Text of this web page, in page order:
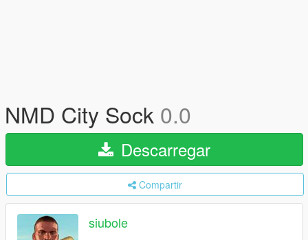
NMD City Sock 0.0
Descarregar
Compartir
siubole